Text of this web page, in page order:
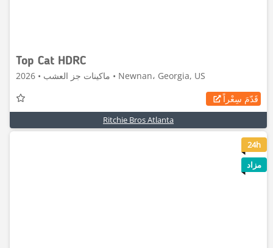
Top Cat HDRC
ماكينات جز العشب • 2026 • Newnan، Georgia, US
قَدّمَ سِعْراً
Ritchie Bros Atlanta
6
24h
مزاد